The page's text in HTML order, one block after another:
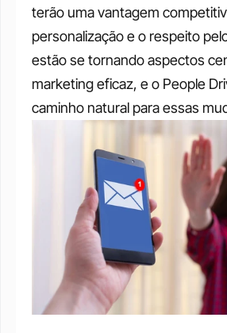
terão uma vantagem
personalização e o respeito
estão se tornando aspectos
marketing eficaz, e o People
caminho natural para essas